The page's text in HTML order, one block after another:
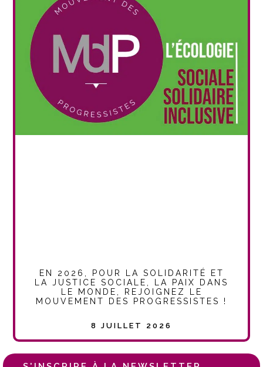
EN 2026, POUR LA SOLIDARITÉ ET
LA JUSTICE SOCIALE, LA PAIX DANS
LE MONDE, REJOIGNEZ LE
MOUVEMENT DES PROGRESSISTES !
8 JUILLET 2026